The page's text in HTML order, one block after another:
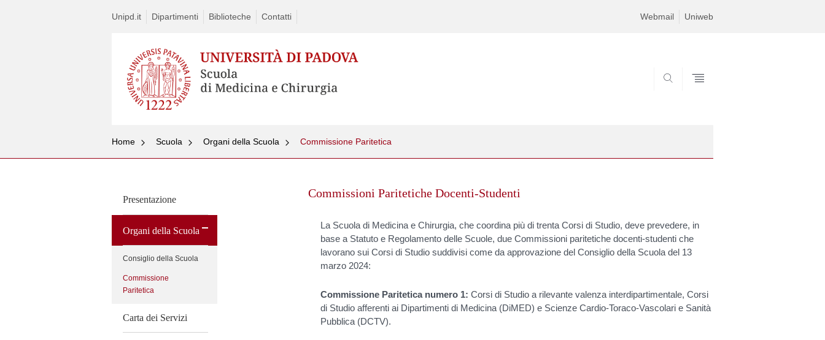
Unipd.it Dipartimenti Biblioteche Contatti Webmail Uniweb
Home Scuola Organi della Scuola Commissione Paritetica
Presentazione
Organi della Scuola
Consiglio della Scuola
Commissione
Paritetica
Carta dei Servizi
Commissioni Paritetiche Docenti-Studenti
La Scuola di Medicina e Chirurgia, che coordina più di trenta Corsi di Studio, deve prevedere, in
base a Statuto e Regolamento delle Scuole, due Commissioni paritetiche docenti-studenti che
lavorano sui Corsi di Studio suddivisi come da approvazione del Consiglio della Scuola del 13
marzo 2024:
Commissione Paritetica numero 1: Corsi di Studio a rilevante valenza interdipartimentale, Corsi
di Studio afferenti ai Dipartimenti di Medicina (DiMED) e Scienze Cardio-Toraco-Vascolari e Sanità
Pubblica (DCTV).